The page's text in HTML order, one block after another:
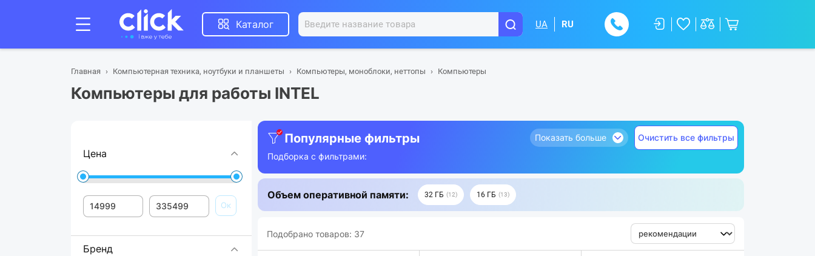
Каталог UA RU
Главная Компьютерная техника, ноутбуки и планшеты Компьютеры, моноблоки, неттопы Компьютеры
Компьютеры для работы INTEL
Цена
Ок
Бренд
Популярные фильтры
Подборка с фильтрами:
Показать больше Очистить все фильтры
Объем оперативной памяти: 32 ГБ 12 16 ГБ 13
Подобрано товаров: 37